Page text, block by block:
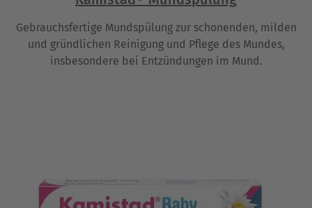
Gebrauchsfertige Mundspülung zur schonenden, milden
und gründlichen Reinigung und Pflege des Mundes,
insbesondere bei Entzündungen im Mund.